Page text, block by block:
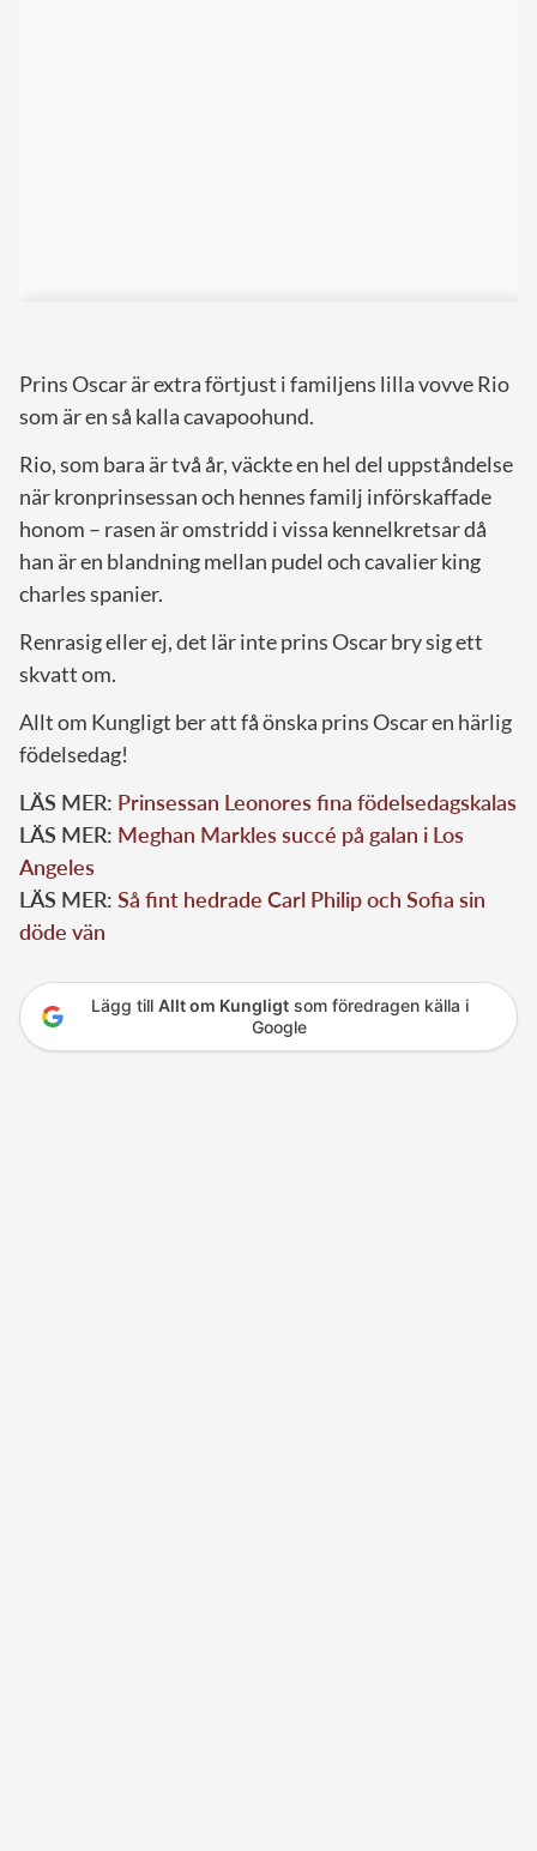
Prins Oscar är extra förtjust i familjens lilla vovve Rio
som är en så kalla cavapoohund.
Rio, som bara är två år, väckte en hel del uppståndelse
när kronprinsessan och hennes familj införskaffade
honom – rasen är omstridd i vissa kennelkretsar då
han är en blandning mellan pudel och cavalier king
charles spanier.
Renrasig eller ej, det lär inte prins Oscar bry sig ett
skvatt om.
Allt om Kungligt ber att få önska prins Oscar en härlig
födelsedag!
LÄS MER: Prinsessan Leonores fina födelsedagskalas
LÄS MER: Meghan Markles succé på galan i Los
Angeles
LÄS MER: Så fint hedrade Carl Philip och Sofia sin
döde vän
Lägg till Allt om Kungligtsom föredragen källa i
Google